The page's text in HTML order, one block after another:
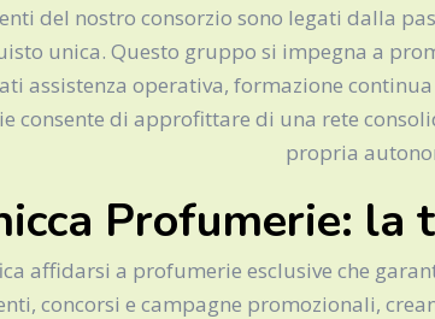
del nostro consorzio sono legati dalla
unica. Questo gruppo si impegna a
assistenza operativa, formazione
consente di approfittare di una rete
propria
Profumerie: la
affidarsi a profumerie esclusive che
concorsi e campagne promozionali,